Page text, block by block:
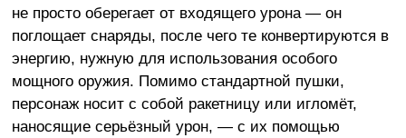
не просто оберегает от входящего урона — он
поглощает снаряды, после чего те конвертируются в
энергию, нужную для использования особого
мощного оружия. Помимо стандартной пушки,
персонаж носит с собой ракетницу или игломёт,
наносящие серьёзный урон, — с их помощью